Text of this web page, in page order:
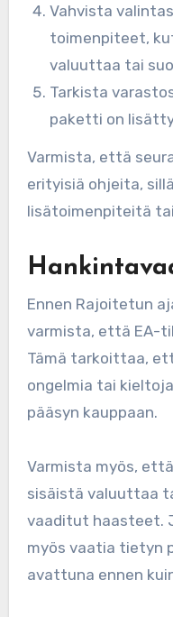
Vahvista
toimenpiteet,
valuuttaa tai
Tarkista
paketti on
Varmista, että
erityisiä ohjeita,
lisätoimenpiteitä
Ennen Rajoitetun
varmista, että EA-
Tämä tarkoittaa,
ongelmia tai
pääsyn kauppaan.
Varmista myös,
sisäistä valuuttaa
vaaditut haasteet.
myös vaatia tietyn
avattuna ennen